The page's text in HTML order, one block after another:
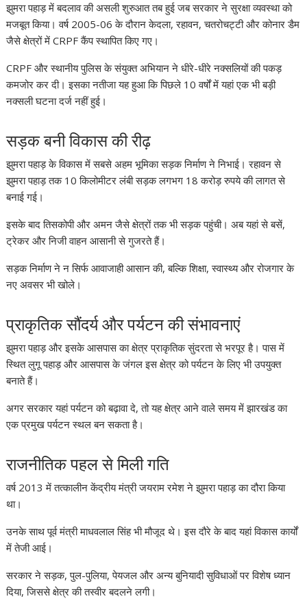
झुमरा पहाड़ में बदलाव की असली शुरुआत तब हुई जब सरकार ने सुरक्षा व्यवस्था को
मजबूत किया। वर्ष 2005-06 के दौरान केदला, रहावन, चतरोचट्टी और कोनार डैम
जैसे क्षेत्रों में CRPF कैंप स्थापित किए गए।
CRPF और स्थानीय पुलिस के संयुक्त अभियान ने धीरे-धीरे नक्सलियों की पकड़
कमजोर कर दी। इसका नतीजा यह हुआ कि पिछले 10 वर्षों में यहां एक भी बड़ी
नक्सली घटना दर्ज नहीं हुई।
सड़क बनी विकास की रीढ़
झुमरा पहाड़ के विकास में सबसे अहम भूमिका सड़क निर्माण ने निभाई। रहावन से
झुमरा पहाड़ तक 10 किलोमीटर लंबी सड़क लगभग 18 करोड़ रुपये की लागत से
बनाई गई।
इसके बाद तिसकोपी और अमन जैसे क्षेत्रों तक भी सड़क पहुंची। अब यहां से बसें,
ट्रेकर और निजी वाहन आसानी से गुजरते हैं।
सड़क निर्माण ने न सिर्फ आवाजाही आसान की, बल्कि शिक्षा, स्वास्थ्य और रोजगार के
नए अवसर भी खोले।
प्राकृतिक सौंदर्य और पर्यटन की संभावनाएं
झुमरा पहाड़ और इसके आसपास का क्षेत्र प्राकृतिक सुंदरता से भरपूर है। पास में
स्थित लुगू पहाड़ और आसपास के जंगल इस क्षेत्र को पर्यटन के लिए भी उपयुक्त
बनाते हैं।
अगर सरकार यहां पर्यटन को बढ़ावा दे, तो यह क्षेत्र आने वाले समय में झारखंड का
एक प्रमुख पर्यटन स्थल बन सकता है।
राजनीतिक पहल से मिली गति
वर्ष 2013 में तत्कालीन केंद्रीय मंत्री जयराम रमेश ने झुमरा पहाड़ का दौरा किया
था।
उनके साथ पूर्व मंत्री माधवलाल सिंह भी मौजूद थे। इस दौरे के बाद यहां विकास कार्यों
में तेजी आई।
सरकार ने सड़क, पुल-पुलिया, पेयजल और अन्य बुनियादी सुविधाओं पर विशेष ध्यान
दिया, जिससे क्षेत्र की तस्वीर बदलने लगी।